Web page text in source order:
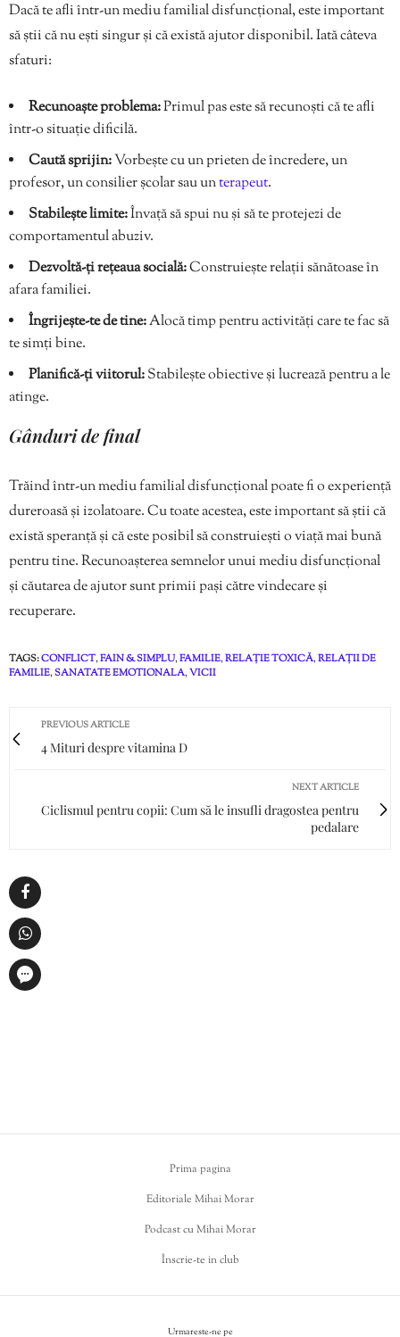
Dacă te afli într-un mediu familial disfuncțional, este important
să știi că nu ești singur și că există ajutor disponibil. Iată câteva
sfaturi:
Recunoaște problema:Primul pas este să recunoști că te afli
într-o situație dificilă.
Caută sprijin:Vorbește cu un prieten de încredere, un
profesor, un consilier școlar sau unterapeut.
Stabilește limite:Învață să spui nu și să te protejezi de
comportamentul abuziv.
Dezvoltă-ți rețeaua socială:Construiește relații sănătoase în
afara familiei.
Îngrijește-te de tine:Alocă timp pentru activități care te fac să
te simți bine.
Planifică-ți viitorul:Stabilește obiective și lucrează pentru a le
atinge.
Gânduri de final
Trăind într-un mediu familial disfuncțional poate fi o experiență
dureroasă și izolatoare. Cu toate acestea, este important să știi că
există speranță și că este posibil să construiești o viață mai bună
pentru tine. Recunoașterea semnelor unui mediu disfuncțional
și căutarea de ajutor sunt primii pași către vindecare și
recuperare.
TAGS:CONFLICT,FAIN & SIMPLU,FAMILIE,RELAȚIE TOXICĂ,RELAȚII DE
FAMILIE,SANATATE EMOTIONALA,VICII
PREVIOUS ARTICLE
4 Mituri despre vitamina D
NEXT ARTICLE
Ciclismul pentru copii: Cum să le insufli dragostea pentru
pedalare
Prima pagina
Editoriale Mihai Morar
Podcast cu Mihai Morar
Înscrie-te in club
Urmareste-ne pe